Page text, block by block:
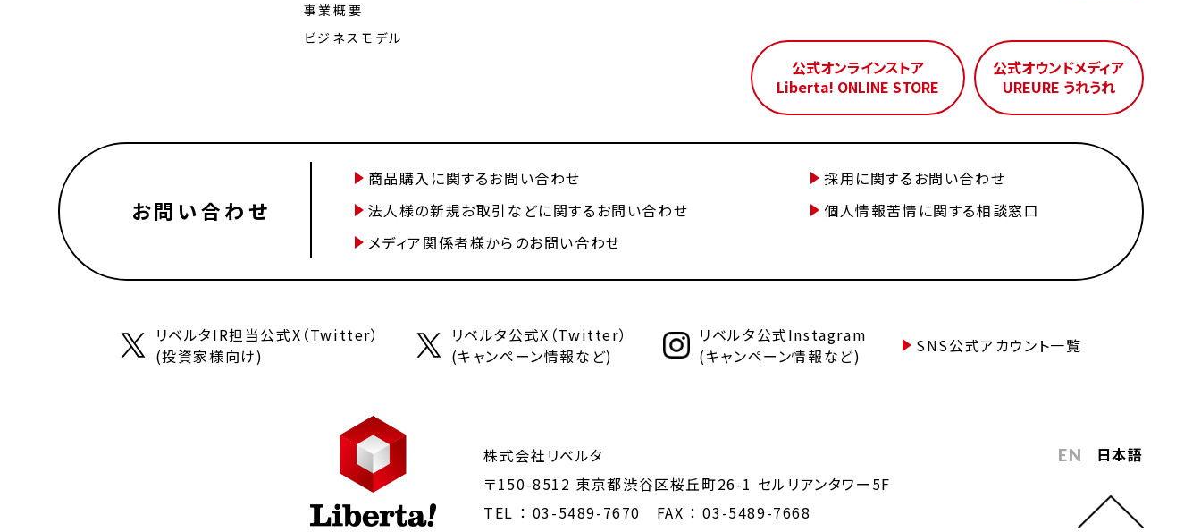
事業概要
ビジネスモデル
公式オンラインストア
Liberta! ONLINE STORE
公式オウンドメディア
UREURE うれうれ
お問い合わせ
商品購入に関するお問い合わせ
採用に関するお問い合わせ
法人様の新規お取引などに関するお問い合わせ
個人情報苦情に関する相談窓口
メディア関係者様からのお問い合わせ
リベルタIR担当公式X（Twitter）
(投資家様向け)
リベルタ公式X（Twitter）
(キャンペーン情報など)
リベルタ公式Instagram
(キャンペーン情報など)
SNS公式アカウント一覧
EN 日本語
株式会社リベルタ
〒150-8512 東京都渋谷区桜丘町26-1 セルリアンタワー5F
TEL ： 03-5489-7670 FAX ： 03-5489-7668